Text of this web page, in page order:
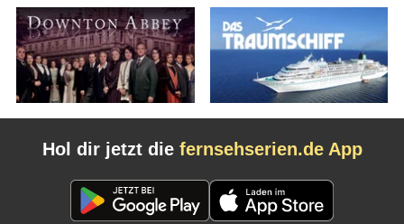
Hol dir jetzt die fernsehserien.de App